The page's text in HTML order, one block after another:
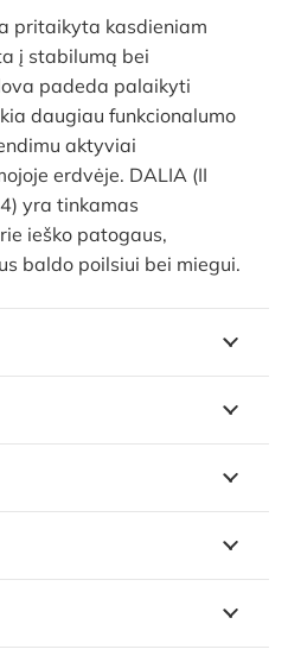
pritaikyta kasdieniam
į stabilumą bei
padeda palaikyti
daugiau funkcionalumo
aktyviai
erdvėje. DALIA (II
yra tinkamas
ieško patogaus,
baldo poilsiui bei miegui.